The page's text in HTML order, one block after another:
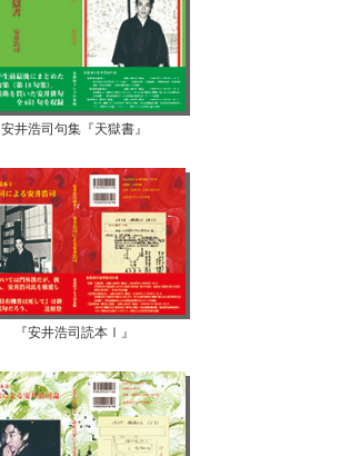
安井浩司句集『天獄書』
『安井浩司読本Ⅰ』